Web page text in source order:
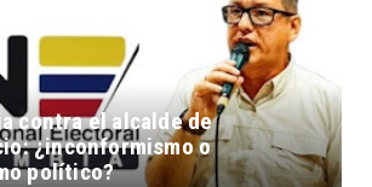
contra el alcalde de
¿inconformismo o
político?